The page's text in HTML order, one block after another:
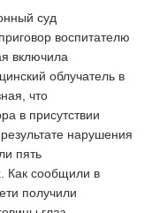
суд
воспитателю
включила
облучатель в
что
в присутствии
нарушения
пять
Как сообщили в
получили